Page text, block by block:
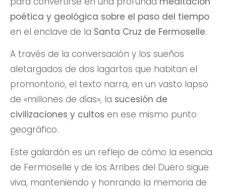
poética y geológica sobre el paso del tiempo
en el enclave de la Santa Cruz de Fermoselle.
A través de la conversación y los sueños
aletargados de dos lagartos que habitan el
promontorio, el texto narra, en un vasto lapso
de «millones de días», la sucesión de
civilizaciones y cultos en ese mismo punto
geográfico.
Este galardón es un reflejo de cómo la esencia
de Fermoselle y de los Arribes del Duero sigue
viva, manteniendo y honrando la memoria de